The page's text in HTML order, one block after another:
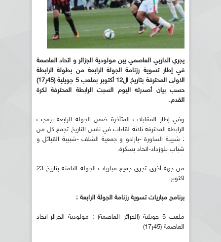
يجري الداربي العاصمي بين مولودية الجزائر و اتحاد العاصمة
في إطار تسوية رزنامة الجولة الرابعة من بطولة الرابطة
الاولى المحترفة بتاريخ ال12 أكتوبر بملعب 5 جويلية (45ر17)
حسب بيان أصدرته اليوم السبت الرابطة المحترفة لكرة
القدم.
وفي إطار المقابلات المتأخرة ضمن الجولة الرابعة برمجت
الرابطة المحترفة ثلاثة لقاءات في نفس التاريخ تجمع كل من
: شبيبة الساورة -بارادو و جمعية الشلف -شبيبة القبائل و
شباب بلوزداد-اتحاد بسكرة.
من جهة أخرى تجرى جميع مباريات الجولة الثامنة بتاريخ 23
اكتوبر.
برنامج مباريات تسوية رزنامة الجولة الرابعة :
ملعب 5 جويلية (الجزائر العاصمة) : مولودية الجزائر-اتحاد
العاصمة (45ر17)